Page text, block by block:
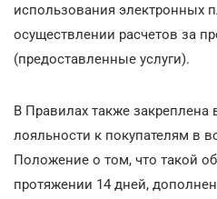
использования электронных
осуществлении расчетов за
(предоставленные услуги).
В Правилах также
лояльности к покупателям в
Положение о том, что такой
протяжении 14 дней,